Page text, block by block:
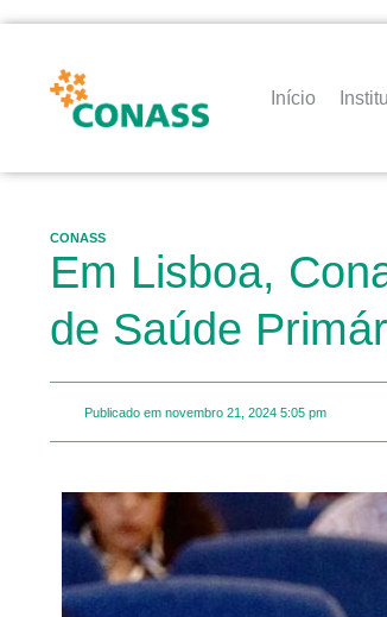
Início
CONASS
Em Lisboa,
de Saúde
Publicado em novembro 21, 2024 5:05 pm